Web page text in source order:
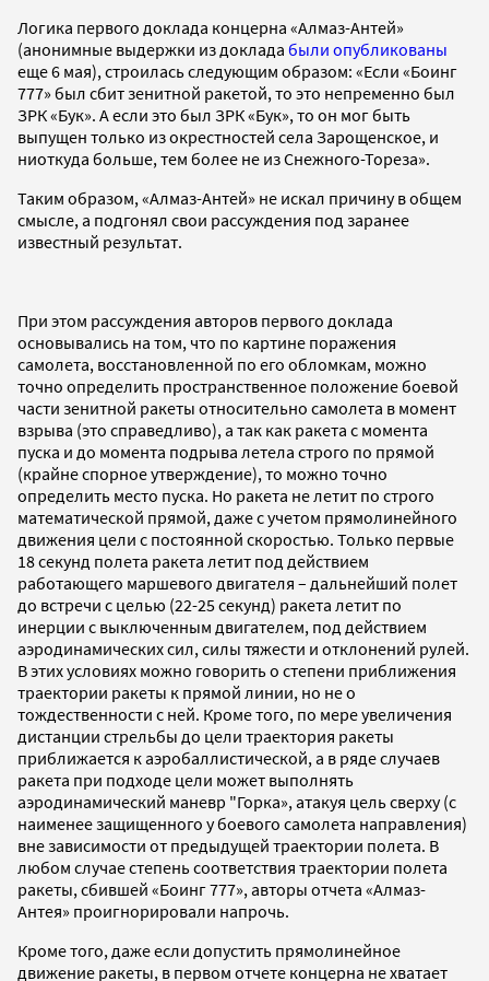
Логика первого доклада концерна «Алмаз-Антей»
(анонимные выдержки из доклада были опубликованы
еще 6 мая), строилась следующим образом: «Если «Боинг
777» был сбит зенитной ракетой, то это непременно был
ЗРК «Бук». А если это был ЗРК «Бук», то он мог быть
выпущен только из окрестностей села Зарощенское, и
ниоткуда больше, тем более не из Снежного-Тореза».
Таким образом, «Алмаз-Антей» не искал причину в общем
смысле, а подгонял свои рассуждения под заранее
известный результат.
При этом рассуждения авторов первого доклада
основывались на том, что по картине поражения
самолета, восстановленной по его обломкам, можно
точно определить пространственное положение боевой
части зенитной ракеты относительно самолета в момент
взрыва (это справедливо), а так как ракета с момента
пуска и до момента подрыва летела строго по прямой
(крайне спорное утверждение), то можно точно
определить место пуска. Но ракета не летит по строго
математической прямой, даже с учетом прямолинейного
движения цели с постоянной скоростью. Только первые
18 секунд полета ракета летит под действием
работающего маршевого двигателя – дальнейший полет
до встречи с целью (22-25 секунд) ракета летит по
инерции с выключенным двигателем, под действием
аэродинамических сил, силы тяжести и отклонений рулей.
В этих условиях можно говорить о степени приближения
траектории ракеты к прямой линии, но не о
тождественности с ней. Кроме того, по мере увеличения
дистанции стрельбы до цели траектория ракеты
приближается к аэробаллистической, а в ряде случаев
ракета при подходе цели может выполнять
аэродинамический маневр "Горка», атакуя цель сверху (с
наименее защищенного у боевого самолета направления)
вне зависимости от предыдущей траектории полета. В
любом случае степень соответствия траектории полета
ракеты, сбившей «Боинг 777», авторы отчета «Алмаз-
Антея» проигнорировали напрочь.
Кроме того, даже если допустить прямолинейное
движение ракеты, в первом отчете концерна не хватает